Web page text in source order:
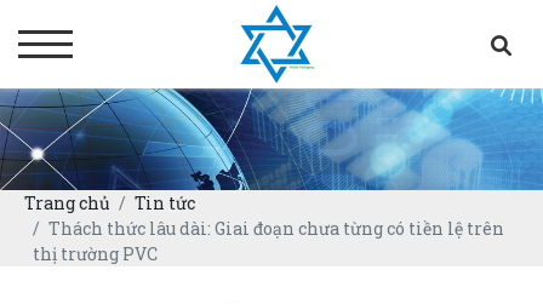
Trang chủ
Tin tức
Thách thức lâu dài: Giai đoạn chưa từng có tiền lệ trên
thị trường PVC